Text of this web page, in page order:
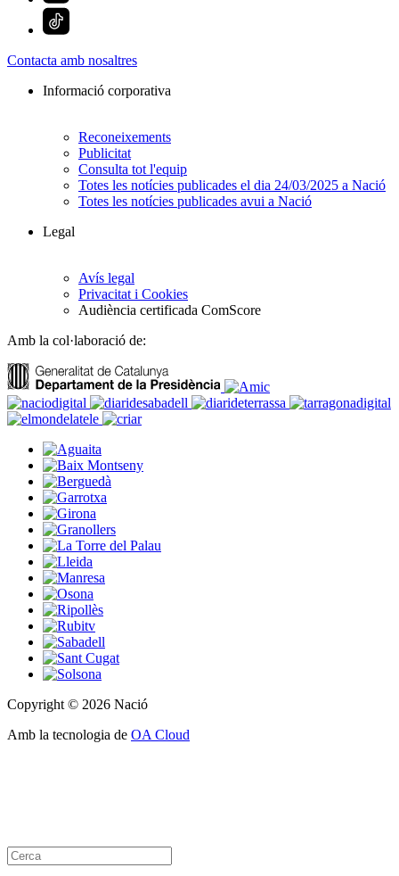
Contacta amb nosaltres
Informació corporativa
Reconeixements
Publicitat
Consulta tot l'equip
Totes les notícies publicades el dia 24/03/2025 a Nació
Totes les notícies publicades avui a Nació
Legal
Avís legal
Privacitat i Cookies
Audiència certificada ComScore
Amb la col·laboració de:
Copyright © 2026 Nació
Amb la tecnologia de OA Cloud